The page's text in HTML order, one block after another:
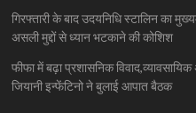
गिरफ्तारी के बाद उदयनिधि स्टालिन का
असली मुद्दों से ध्यान भटकाने की कोशिश
फीफा में बढ़ा प्रशासनिक
जियानी इन्फेंटिनो ने बुलाई आपात बैठक